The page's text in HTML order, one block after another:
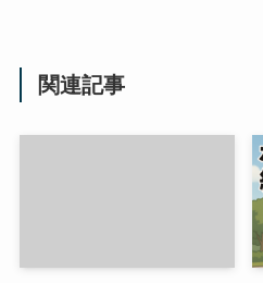
関連記事